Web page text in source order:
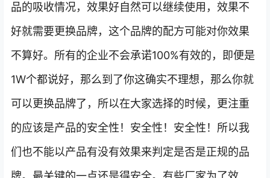
品的吸收情况，效果好自然可以继续使用，效果不
好就需要更换品牌，这个品牌的配方可能对你效果
不算好。所有的企业不会承诺100%有效的，即便是
1W个都说好，那么到了你这确实不理想，那么你就
可以更换品牌了，所以在大家选择的时候，更注重
的应该是产品的安全性！安全性！安全性！所以我
们也不能以产品有没有效果来判定是否是正规的品